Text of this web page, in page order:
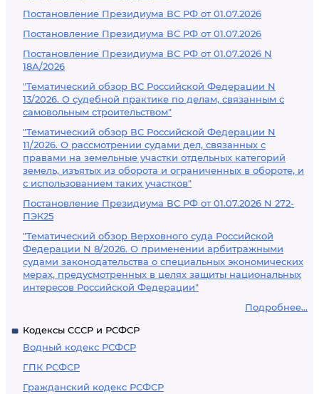
Постановление Президиума ВС РФ от 01.07.2026
Постановление Президиума ВС РФ от 01.07.2026
Постановление Президиума ВС РФ от 01.07.2026 N
18А/2026
"Тематический обзор ВС Российской Федерации N
13/2026. О судебной практике по делам, связанным с
самовольным строительством"
"Тематический обзор ВС Российской Федерации N
11/2026. О рассмотрении судами дел, связанных с
правами на земельные участки отдельных категорий
земель, изъятых из оборота и ограниченных в обороте, и
с использованием таких участков"
Постановление Президиума ВС РФ от 01.07.2026 N 272-
ПЭК25
"Тематический обзор Верховного суда Российской
Федерации N 8/2026. О применении арбитражными
судами законодательства о специальных экономических
мерах, предусмотренных в целях защиты национальных
интересов Российской Федерации"
Подробнее...
Кодексы СССР и РСФСР
Водный кодекс РСФСР
ГПК РСФСР
Гражданский кодекс РСФСР